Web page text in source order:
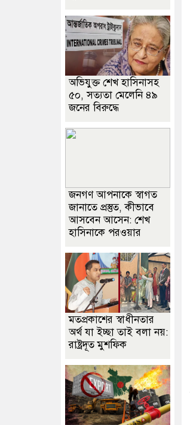
অভিযুক্ত শেখ হাসিনাসহ
৫০, সত্যতা মেলেনি ৪৯
জনের বিরুদ্ধে
জনগণ আপনাকে স্বাগত
জানাতে প্রস্তুত, কীভাবে
আসবেন আসেন: শেখ
হাসিনাকে পরওয়ার
মতপ্রকাশের স্বাধীনতার
অর্থ যা ইচ্ছা তাই বলা নয়:
রাষ্ট্রদূত মুশফিক